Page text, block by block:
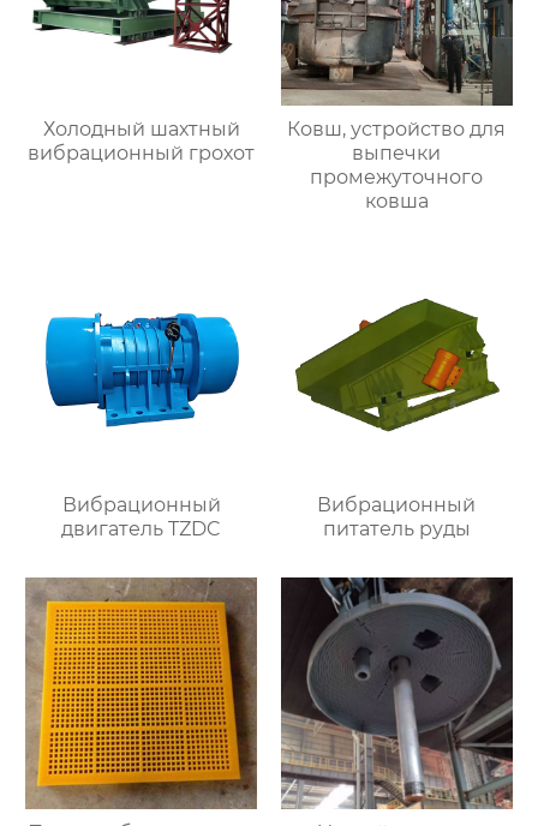
Холодный шахтный
вибрационный грохот
Ковш, устройство для
выпечки
промежуточного
ковша
Вибрационный
двигатель TZDC
Вибрационный
питатель руды